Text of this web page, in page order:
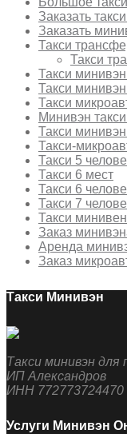
Заказать
Заказать
Такси
Такси
Такси
Такси
Такси
Минивэн
Такси
Такси-
Такси 5
Такси 6 мест
Такси 6
Такси 7
Такси минивен
Заказ
Аренда
Заказ
Такси Минивэн
Такси минивэн для
ИП Александров
ИНН 772773724470
Услуги Минивэн